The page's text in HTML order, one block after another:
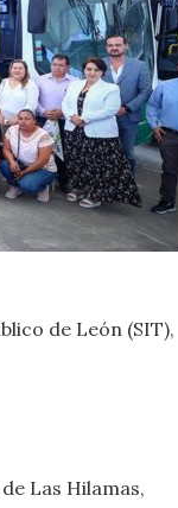
de León (SIT),
Las Hilamas,